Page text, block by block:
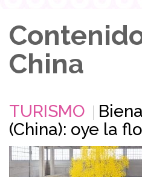
China
TURISMO
(China): oye la